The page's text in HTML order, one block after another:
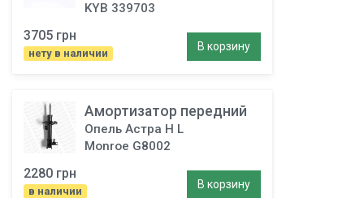
KYB 339703
3705 грн
нету в наличии
В корзину
Амортизатор передний
Опель Астра H L
Monroe G8002
2280 грн
в наличии
В корзину